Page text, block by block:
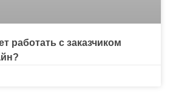
работать с заказчиком